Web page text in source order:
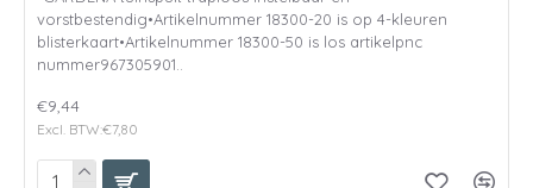
vorstbestendig•Artikelnummer 18300-20 is op 4-kleuren
blisterkaart•Artikelnummer 18300-50 is los artikelpnc
nummer967305901..
€9,44
Excl. BTW:€7,80